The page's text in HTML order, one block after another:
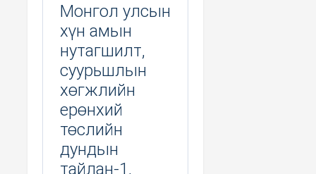
Монгол улсын
хүн амын
нутагшилт,
суурьшлын
хөгжлийн
ерөнхий
төслийн
дундын
тайлан-1,